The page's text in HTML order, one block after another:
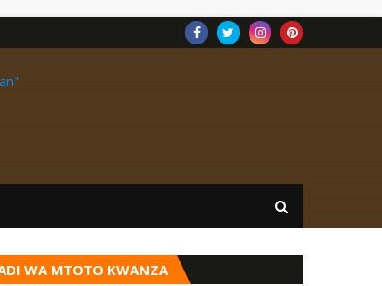
WA MTOTO KWANZA